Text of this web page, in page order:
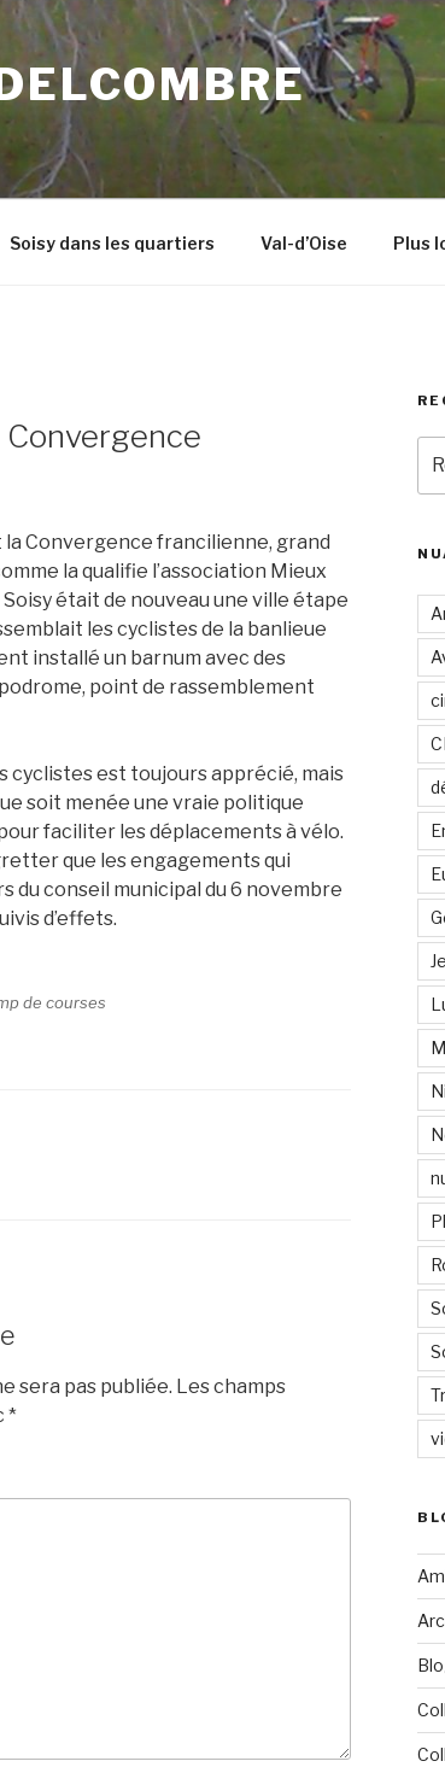
Soisy dans les quartiers Val-d’Oise Plus
la Convergence francilienne, grand
la qualifie l’association Mieux
était de nouveau une ville étape
les cyclistes de la banlieue
installé un barnum avec des
point de rassemblement
cyclistes est toujours apprécié, mais
soit menée une vraie politique
faciliter les déplacements à vélo.
que les engagements qui
du conseil municipal du 6 novembre
d’effets.
de courses
sera pas publiée. Les champs
*